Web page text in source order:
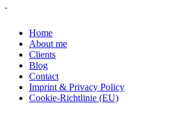
Home
About me
Clients
Blog
Contact
Imprint & Privacy Policy
Cookie-Richtlinie (EU)